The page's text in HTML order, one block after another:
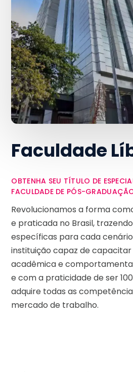
Faculdade
OBTENHA SEU TÍTULO DE
FACULDADE DE PÓS-
Revolucionamos a forma
e praticada no Brasil,
específicas para cada
instituição capaz de
acadêmica e
e com a praticidade de ser
adquire todas as
mercado de trabalho.